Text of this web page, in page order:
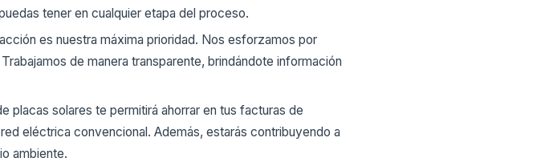
tener en cualquier etapa del proceso.
es nuestra máxima prioridad. Nos esforzamos por
de manera transparente, brindándote información
placas solares te permitirá ahorrar en tus facturas de
eléctrica convencional. Además, estarás contribuyendo a
ambiente.